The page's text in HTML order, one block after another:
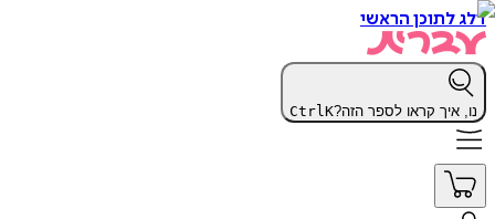
דלג לתוכן הראשי
נו, איך קראו לספר הזה? CtrlK